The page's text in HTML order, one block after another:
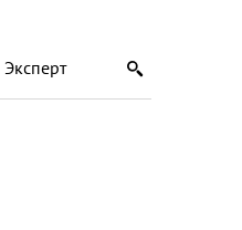
Эксперт